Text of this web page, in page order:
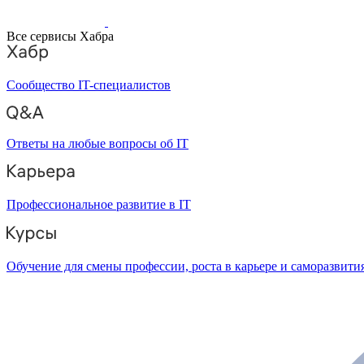
Все сервисы Хабра
Сообщество IT-специалистов
Ответы на любые вопросы об IT
Профессиональное развитие в IT
Обучение для смены профессии, роста в карьере и